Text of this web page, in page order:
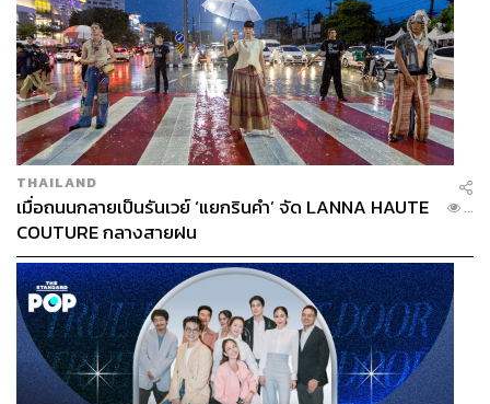
THAILAND
เมื่อถนนกลายเป็นรันเวย์ ‘แยกรินคำ’ จัด LANNA HAUTE
COUTURE กลางสายฝน
...